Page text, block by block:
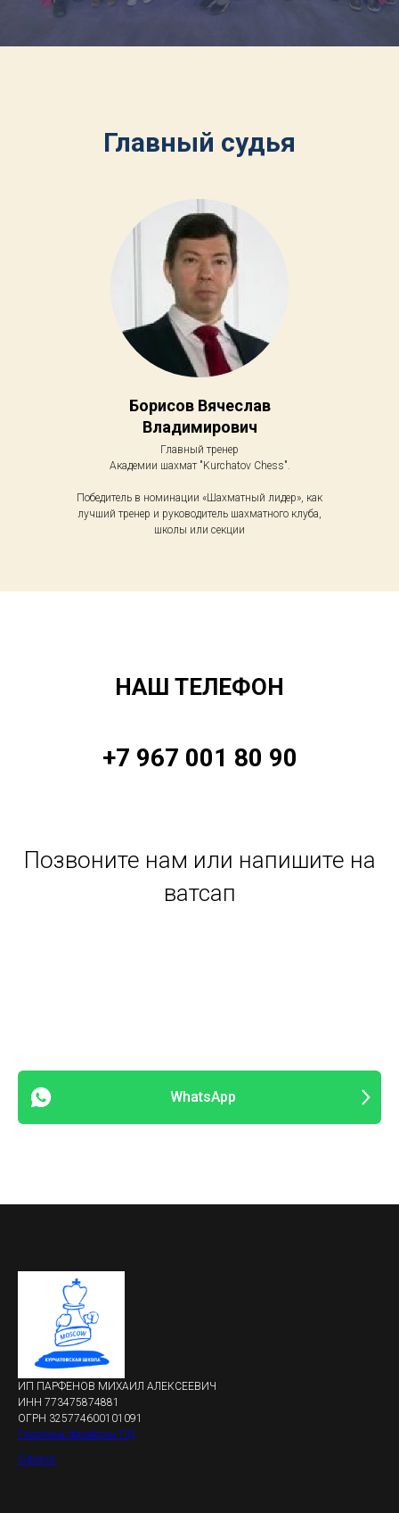
Главный судья
Борисов Вячеслав
Владимирович
Главный тренер
Академии шахмат "Kurchatov Chess".
Победитель в номинации «Шахматный лидер», как
лучший тренер и руководитель шахматного клуба,
школы или секции
НАШ ТЕЛЕФОН
+7 967 001 80 90
Позвоните нам или напишите на
ватсап
WhatsApp
ИП ПАРФЕНОВ МИХАИЛ АЛЕКСЕЕВИЧ
ИНН 773475874881
ОГРН 325774600101091
Политика обработки ПД
Оферта